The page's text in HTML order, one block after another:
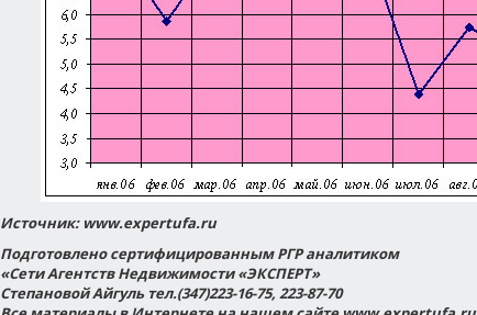
Источник: www.expertufa.ru
Подготовлено сертифицированным РГР аналитиком
«Сети Агентств Недвижимости «ЭКСПЕРТ»
Степановой Айгуль тел.(347)223-16-75, 223-87-70